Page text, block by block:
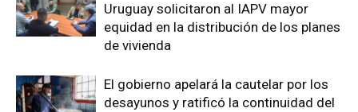
Uruguay solicitaron al IAPV mayor
equidad en la distribución de los planes
de vivienda
El gobierno apelará la cautelar por los
desayunos y ratificó la continuidad del